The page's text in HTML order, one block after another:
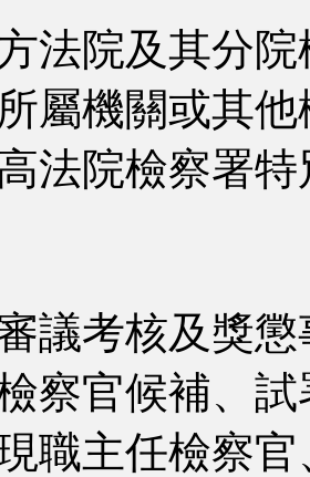
院及其分院
屬機關或其
院檢察署特
考核及獎懲
官候補、試
主任檢察官